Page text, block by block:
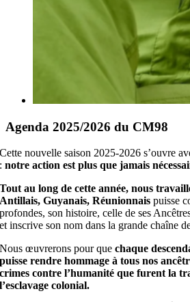
Agenda 2025/2026 du CM98
Cette nouvelle saison 2025-2026 s’ouvre
:notre action est plus que jamais
Tout au long de cette année, nous
Antillais, Guyanais, Réunionnais puisse
profondes, son histoire, celle de ses
et inscrive son nom dans la grande chaîne
Nous œuvrerons pour quechaque
puisse rendre hommage à tous nos
crimes contre l’humanité que furent la
l’esclavage colonial.